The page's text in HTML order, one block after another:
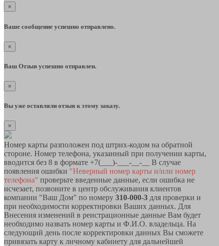
×
Ваше сообщение успешно отправлено.
×
Ваш Отзыв успешно отправлен.
×
Вы уже оставляли отзыв к этому заказу.
×
Номер карты разположен под штрих-кодом на обратной
стороне. Номер телефона, указанный при получении карты,
вводится без 8 в формате +7(___)-___-__-__ В случае
появления ошибки "Неверный номер карты и/или номер
телефона" проверьте введенные данные, если ошибка не
исчезает, позвоните в центр обслуживания клиентов
компании "Ваш Дом" по номеру 310-000-3 для проверки и
при необходимости корректировки Ваших данных. Для
Внесения изменений в реистрационные данные Вам будет
необходимо назвать номер карты и Ф.И.О. владельца. На
следующий день после корректировки данных Вы сможете
привязать карту к личному кабинету для дальнейшей